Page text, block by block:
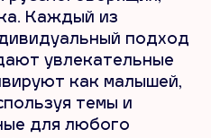
Каждый из
подход
увлекательные
как малышей,
темы и
для любого